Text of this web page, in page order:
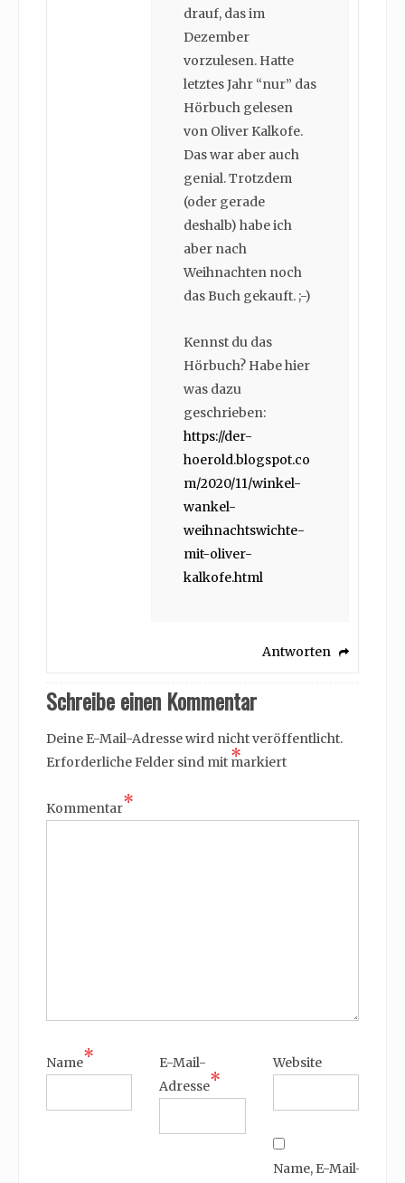
drauf, das im
Dezember
vorzulesen. Hatte
letztes Jahr “nur” das
Hörbuch gelesen
von Oliver Kalkofe.
Das war aber auch
genial. Trotzdem
(oder gerade
deshalb) habe ich
aber nach
Weihnachten noch
das Buch gekauft. ;-)
Kennst du das
Hörbuch? Habe hier
was dazu
geschrieben:
https://der-
hoerold.blogspot.co
m/2020/11/winkel-
wankel-
weihnachtswichte-
mit-oliver-
kalkofe.html
Antworten
Schreibe einen Kommentar
Deine E-Mail-Adresse wird nicht veröffentlicht.
Erforderliche Felder sind mit *
markiert
Kommentar*
Name*
E-Mail-
Adresse*
Website
Name, E-Mail-